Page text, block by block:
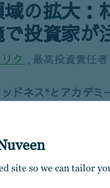
site so we can tailor
の拡大：
投資家が
ク , 最高投資責任者
ドネス*とアカデミ
応えるため、両者は
協会（NCAA）の男
に増やしました。